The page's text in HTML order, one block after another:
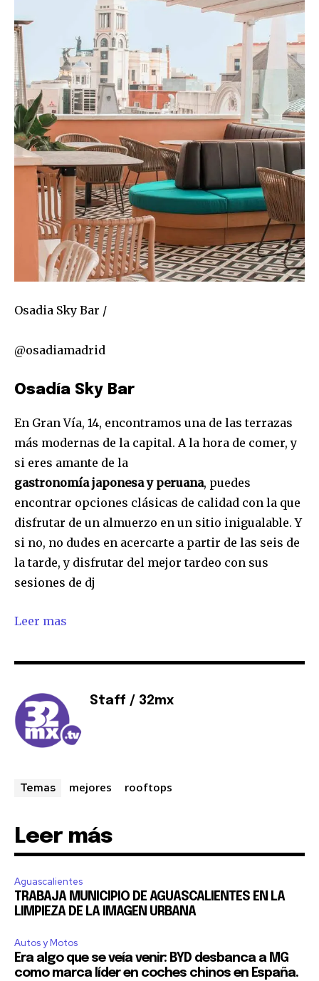
Osadia Sky Bar /
@osadiamadrid
Osadía Sky Bar
En Gran Vía, 14, encontramos una de las terrazas
más modernas de la capital. A la hora de comer, y
si eres amante de la
gastronomía japonesa y peruana, puedes
encontrar opciones clásicas de calidad con la que
disfrutar de un almuerzo en un sitio inigualable. Y
si no, no dudes en acercarte a partir de las seis de
la tarde, y disfrutar del mejor tardeo con sus
sesiones de dj
Leer mas
Staff / 32mx
Temas mejores rooftops
Leer más
Aguascalientes
TRABAJA MUNICIPIO DE AGUASCALIENTES EN LA
LIMPIEZA DE LA IMAGEN URBANA
Autos y Motos
Era algo que se veía venir: BYD desbanca a MG
como marca líder en coches chinos en España.